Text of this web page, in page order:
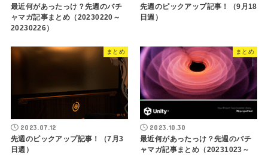
最近何があったっけ？先週のバチ
ャマガ記事まとめ（20230220～
20230226）
先週のピックアップ記事！（9月18
日週）
まとめ
2023.07.12
先週のピックアップ記事！（7月3
日週）
まとめ
2023.10.30
最近何があったっけ？先週のバチ
ャマガ記事まとめ（20231023～